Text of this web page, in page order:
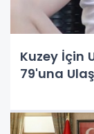
Kuzey İçin
79'una